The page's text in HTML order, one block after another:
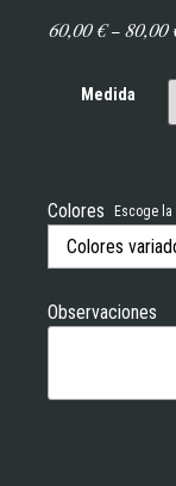
60,00€–80,00
Medida
Colores Escoge
Observaciones